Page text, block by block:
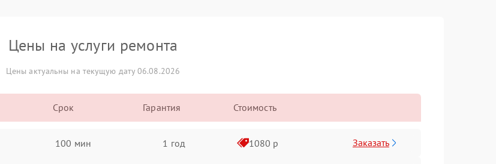
Цены на услуги ремонта
Цены актуальны на текущую дату 06.08.2026
Срок Гарантия Стоимость
100 мин 1 год 1080 р Заказать